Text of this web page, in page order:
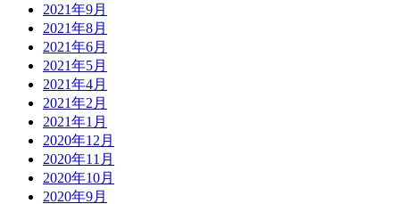
2021年9月
2021年8月
2021年6月
2021年5月
2021年4月
2021年2月
2021年1月
2020年12月
2020年11月
2020年10月
2020年9月